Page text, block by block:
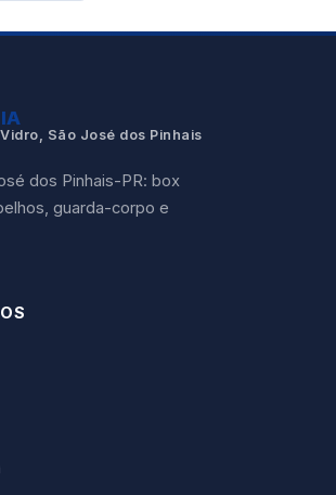
São José dos Pinhais
dos Pinhais-PR: box
guarda-corpo e